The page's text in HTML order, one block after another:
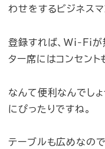
わせをするビジネスマ
登録すれば、Wi-Fiが
ター席にはコンセント
なんて便利なんでし
にぴったりですね。
テーブルも広めなの